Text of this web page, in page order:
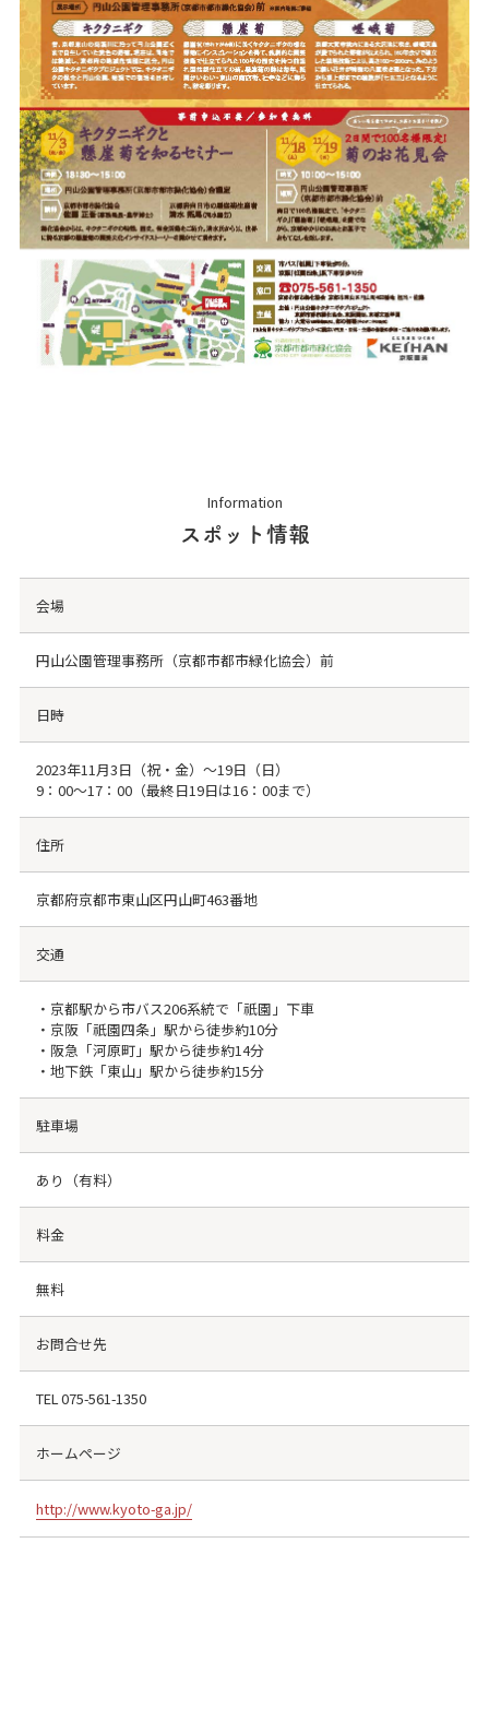
Information
スポット情報
会場
円山公園管理事務所（京都市都市緑化協会）前
日時
2023年11月3日（祝・金）～19日（日）
9：00～17：00（最終日19日は16：00まで）
住所
京都府京都市東山区円山町463番地
交通
・京都駅から市バス206系統で「祇園」下車
・京阪「祇園四条」駅から徒歩約10分
・阪急「河原町」駅から徒歩約14分
・地下鉄「東山」駅から徒歩約15分
駐車場
あり（有料）
料金
無料
お問合せ先
TEL075-561-1350
ホームページ
http://www.kyoto-ga.jp/